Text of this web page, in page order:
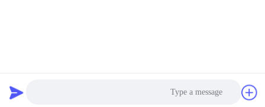
الصين جودة جيدة آلة تقشير الكابلات المورد. حقوق الطبع والنشر © 2018-2026
Beyde Trading Co.,Ltd جميع الحقوق محفوظة